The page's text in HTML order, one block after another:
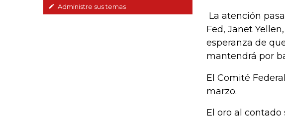
Administre sus temas
La atención
Fed, Janet
esperanza de
mantendrá por
El Comité
marzo.
El oro al contado